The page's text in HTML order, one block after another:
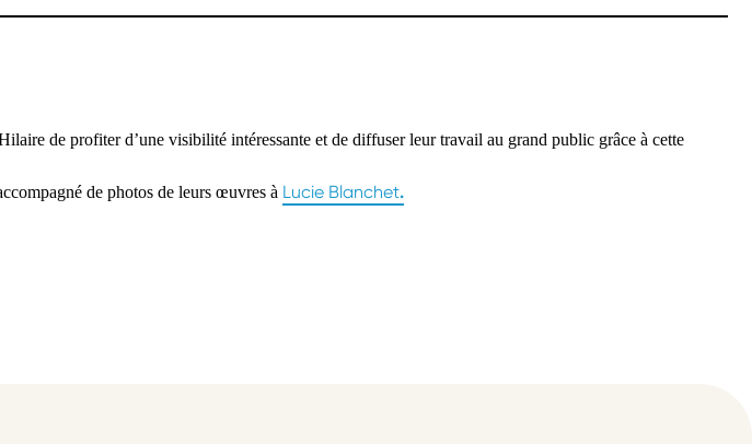
de profiter d’une visibilité intéressante et de diffuser leur travail au grand public grâce à cette
de photos de leurs œuvres à Lucie Blanchet.